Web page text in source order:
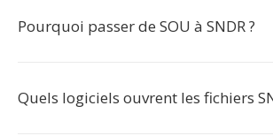
Pourquoi passer de SOU à SNDR ?
Quels logiciels ouvrent les fichiers